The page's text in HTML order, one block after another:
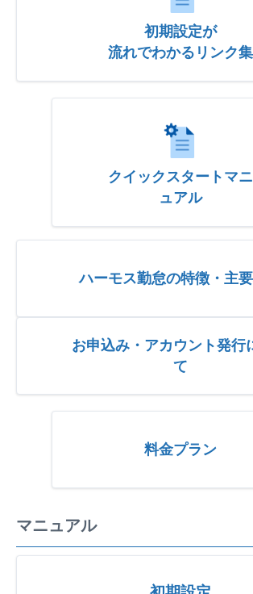
初期設定が
流れでわかるリンク集
クイックスタートマニ
ュアル
ハーモス勤怠の特徴・主
お申込み・アカウント発行
て
料金プラン
マニュアル